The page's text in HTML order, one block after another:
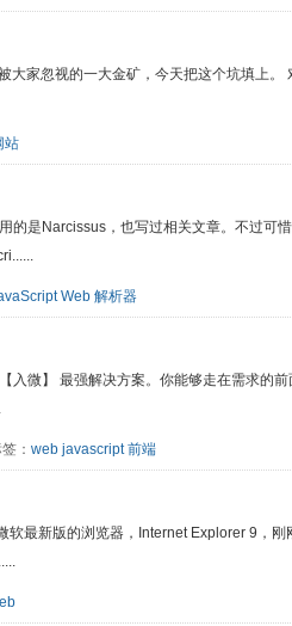
家忽视的一大金矿，今天把这个坑填上。
站
的是Narcissus，也写过相关文章。不过可
Web 解析器
入微】 最强解决方案。你能够走在需求的
： web javascript 前端
最新版的浏览器，Internet Explorer 9，刚